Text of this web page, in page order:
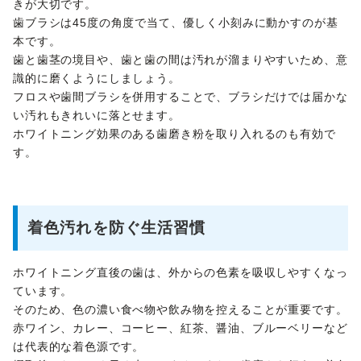
きが大切です。
歯ブラシは45度の角度で当て、優しく小刻みに動かすのが基
本です。
歯と歯茎の境目や、歯と歯の間は汚れが溜まりやすいため、意
識的に磨くようにしましょう。
フロスや歯間ブラシを併用することで、ブラシだけでは届かな
い汚れもきれいに落とせます。
ホワイトニング効果のある歯磨き粉を取り入れるのも有効で
す。
着色汚れを防ぐ生活習慣
ホワイトニング直後の歯は、外からの色素を吸収しやすくなっ
ています。
そのため、色の濃い食べ物や飲み物を控えることが重要です。
赤ワイン、カレー、コーヒー、紅茶、醤油、ブルーベリーなど
は代表的な着色源です。